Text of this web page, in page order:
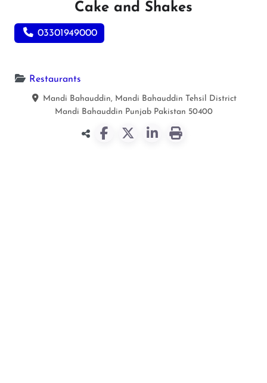
Cake and Shakes
03301949000
Restaurants
Mandi Bahauddin, Mandi Bahauddin Tehsil District
Mandi Bahauddin Punjab Pakistan 50400